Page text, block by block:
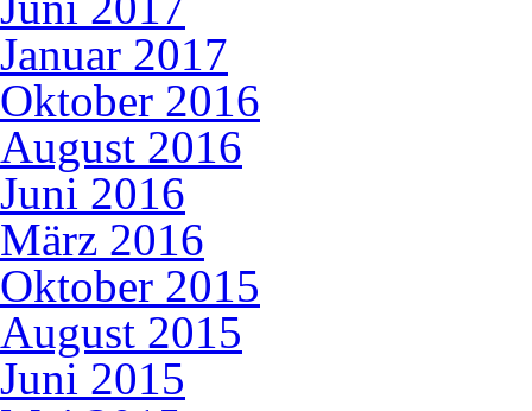
Januar 2017
Oktober 2016
August 2016
Juni 2016
März 2016
Oktober 2015
August 2015
Juni 2015